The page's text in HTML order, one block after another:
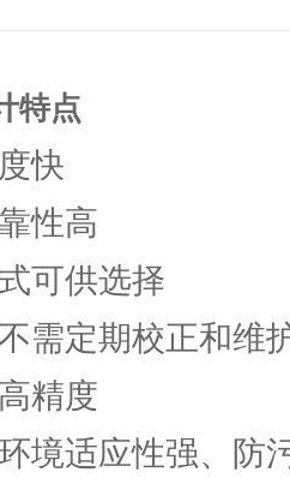
特点
快
性高
可供选择
需定期校正和维
精度
境适应性强、防